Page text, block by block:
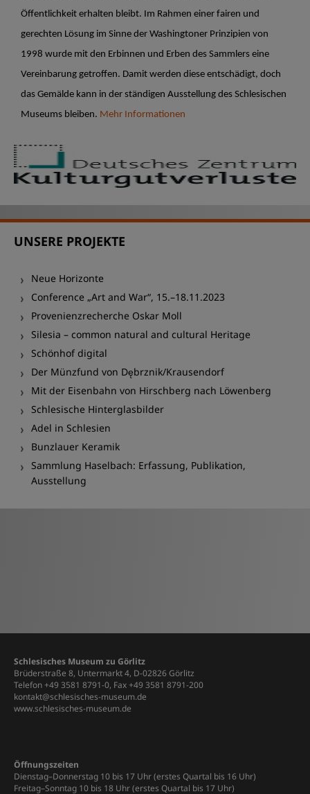
Öffentlichkeit erhalten bleibt. Im Rahmen einer fairen und
gerechten Lösung im Sinne der Washingtoner Prinzipien von
1998 wurde mit den Erbinnen und Erben des Sammlers eine
Vereinbarung getroffen. Damit werden diese entschädigt, doch
das Gemälde kann in der ständigen Ausstellung des Schlesischen
Museums bleiben. Mehr Informationen
UNSERE PROJEKTE
Neue Horizonte
Conference „Art and War“, 15.–18.11.2023
Provenienzrecherche Oskar Moll
Silesia – common natural and cultural Heritage
Schönhof digital
Der Münzfund von Dębrznik/Krausendorf
Mit der Eisenbahn von Hirschberg nach Löwenberg
Schlesische Hinterglasbilder
Adel in Schlesien
Bunzlauer Keramik
Sammlung Haselbach: Erfassung, Publikation,
Ausstellung
Schlesisches Museum zu Görlitz
Brüderstraße 8, Untermarkt 4, D-02826 Görlitz
Telefon +49 3581 8791-0, Fax +49 3581 8791-200
kontakt@schlesisches-museum.de
www.schlesisches-museum.de
Öffnungszeiten
Dienstag–Donnerstag 10 bis 17 Uhr (erstes Quartal bis 16 Uhr)
Freitag–Sonntag 10 bis 18 Uhr (erstes Quartal bis 17 Uhr)